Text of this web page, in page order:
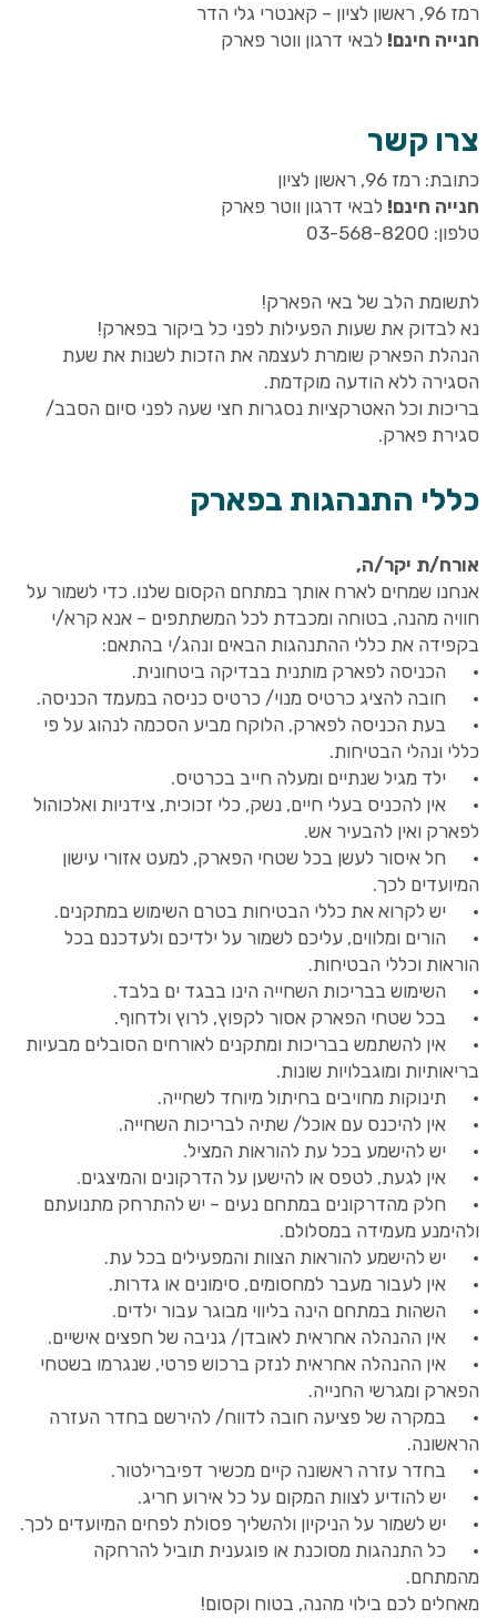
רמז 96, ראשון לציון – קאנטרי גלי הדר
חנייה חינם! לבאי דרגון ווטר פארק
צרו קשר
כתובת: רמז 96, ראשון לציון
חנייה חינם! לבאי דרגון ווטר פארק
טלפון: 03-568-8200
לתשומת הלב של באי הפארק!
נא לבדוק את שעות הפעילות לפני כל ביקור בפארק!
הנהלת הפארק שומרת לעצמה את הזכות לשנות את שעת
הסגירה ללא הודעה מוקדמת.
בריכות וכל האטרקציות נסגרות חצי שעה לפני סיום הסבב/
סגירת פארק.
כללי התנהגות בפארק
אורח/ת יקר/ה,
אנחנו שמחים לארח אותך במתחם הקסום שלנו. כדי לשמור על
חוויה מהנה, בטוחה ומכבדת לכל המשתתפים – אנא קרא/י
בקפידה את כללי ההתנהגות הבאים ונהג/י בהתאם:
• הכניסה לפארק מותנית בבדיקה ביטחונית.
• חובה להציג כרטיס מנוי/ כרטיס כניסה במעמד הכניסה.
• בעת הכניסה לפארק, הלוקח מביע הסכמה לנהוג על פי
כללי ונהלי הבטיחות.
• ילד מגיל שנתיים ומעלה חייב בכרטיס.
• אין להכניס בעלי חיים, נשק, כלי זכוכית, צידניות ואלכוהול
לפארק ואין להבעיר אש.
• חל איסור לעשן בכל שטחי הפארק, למעט אזורי עישון
המיועדים לכך.
• יש לקרוא את כללי הבטיחות בטרם השימוש במתקנים.
• הורים ומלווים, עליכם לשמור על ילדיכם ולעדכנם בכל
הוראות וכללי הבטיחות.
• השימוש בבריכות השחייה הינו בבגד ים בלבד.
• בכל שטחי הפארק אסור לקפוץ, לרוץ ולדחוף.
• אין להשתמש בבריכות ומתקנים לאורחים הסובלים מבעיות
בריאותיות ומוגבלויות שונות.
• תינוקות מחויבים בחיתול מיוחד לשחייה.
• אין להיכנס עם אוכל/ שתיה לבריכות השחייה.
• יש להישמע בכל עת להוראות המציל.
• אין לגעת, לטפס או להישען על הדרקונים והמיצגים.
• חלק מהדרקונים במתחם נעים – יש להתרחק מתנועתם
ולהימנע מעמידה במסלולם.
• יש להישמע להוראות הצוות והמפעילים בכל עת.
• אין לעבור מעבר למחסומים, סימונים או גדרות.
• השהות במתחם הינה בליווי מבוגר עבור ילדים.
• אין ההנהלה אחראית לאובדן/ גניבה של חפצים אישיים.
• אין ההנהלה אחראית לנזק ברכוש פרטי, שנגרמו בשטחי
הפארק ומגרשי החנייה.
• במקרה של פציעה חובה לדווח/ להירשם בחדר העזרה
הראשונה.
• בחדר עזרה ראשונה קיים מכשיר דפיברילטור.
• יש להודיע לצוות המקום על כל אירוע חריג.
• יש לשמור על הניקיון ולהשליך פסולת לפחים המיועדים לכך.
• כל התנהגות מסוכנת או פוגענית תוביל להרחקה
מהמתחם.
מאחלים לכם בילוי מהנה, בטוח וקסום!